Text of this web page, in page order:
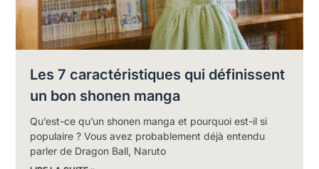
Les 7 caractéristiques qui définissent
un bon shonen manga
Qu’est-ce qu’un shonen manga et pourquoi est-il si
populaire ? Vous avez probablement déjà entendu
parler de Dragon Ball, Naruto